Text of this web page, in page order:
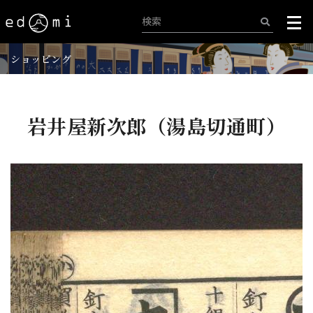
ショッピング
岩井屋新次郎（湯島切通町）
+
-
97/515